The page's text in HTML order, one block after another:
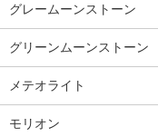
グレームーンストーン
グリーンムーンストーン
メテオライト
モリオン